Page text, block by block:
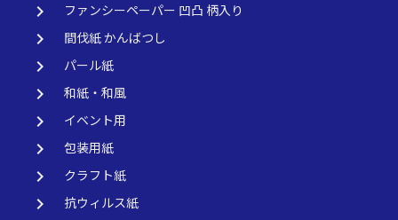
keyboard_arrow_right ファンシーペーパー 凹凸 柄入り
keyboard_arrow_right 間伐紙 かんばつし
keyboard_arrow_right パール紙
keyboard_arrow_right 和紙・和風
keyboard_arrow_right イベント用
keyboard_arrow_right 包装用紙
keyboard_arrow_right クラフト紙
keyboard_arrow_right 抗ウィルス紙